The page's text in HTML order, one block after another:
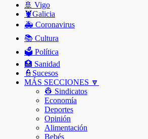
🚢 Vigo
🦞️Galicia
🚑 Coronavirus
📚 Cultura
🗳️ Política
🏥 Sanidad
👮Sucesos
MÁS SECCIONES 🔽
👷 Sindicatos
Economía
Deportes
Opinión
Alimentación
Bebés